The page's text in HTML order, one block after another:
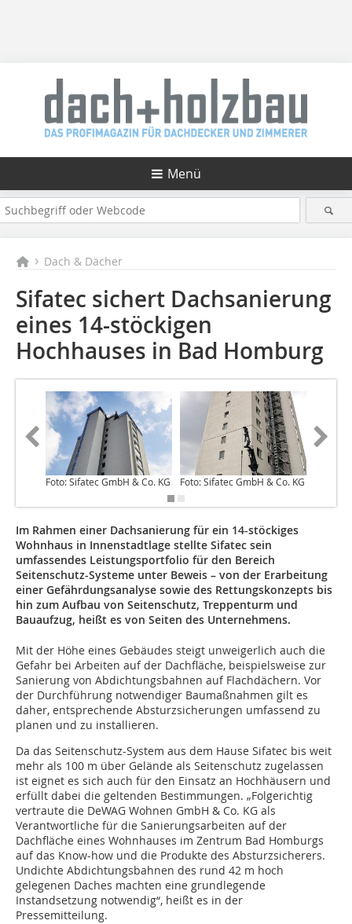
Menü
Dach & Dächer
Sifatec sichert Dachsanierung
eines 14-stöckigen
Hochhauses in Bad Homburg
Foto: Sifatec GmbH & Co. KG Foto: Sifatec GmbH & Co. KG
Im Rahmen einer Dachsanierung für ein 14-stöckiges
Wohnhaus in Innenstadtlage stellte Sifatec sein
umfassendes Leistungsportfolio für den Bereich
Seitenschutz-Systeme unter Beweis – von der Erarbeitung
einer Gefährdungsanalyse sowie des Rettungskonzepts bis
hin zum Aufbau von Seitenschutz, Treppenturm und
Bauaufzug, heißt es von Seiten des Unternehmens.
Mit der Höhe eines Gebäudes steigt unweigerlich auch die
Gefahr bei Arbeiten auf der Dachfläche, beispielsweise zur
Sanierung von Abdichtungsbahnen auf Flachdächern. Vor
der Durchführung notwendiger Baumaßnahmen gilt es
daher, entsprechende Absturzsicherungen umfassend zu
planen und zu installieren.
Da das Seitenschutz-System aus dem Hause Sifatec bis weit
mehr als 100 m über Gelände als Seitenschutz zugelassen
ist eignet es sich auch für den Einsatz an Hochhäusern und
erfüllt dabei die geltenden Bestimmungen. „Folgerichtig
vertraute die DeWAG Wohnen GmbH & Co. KG als
Verantwortliche für die Sanierungsarbeiten auf der
Dachfläche eines Wohnhauses im Zentrum Bad Homburgs
auf das Know-how und die Produkte des Absturzsicherers.
Undichte Abdichtungsbahnen des rund 42 m hoch
gelegenen Daches machten eine grundlegende
Instandsetzung notwendig“, heißt es in der
Pressemitteilung.